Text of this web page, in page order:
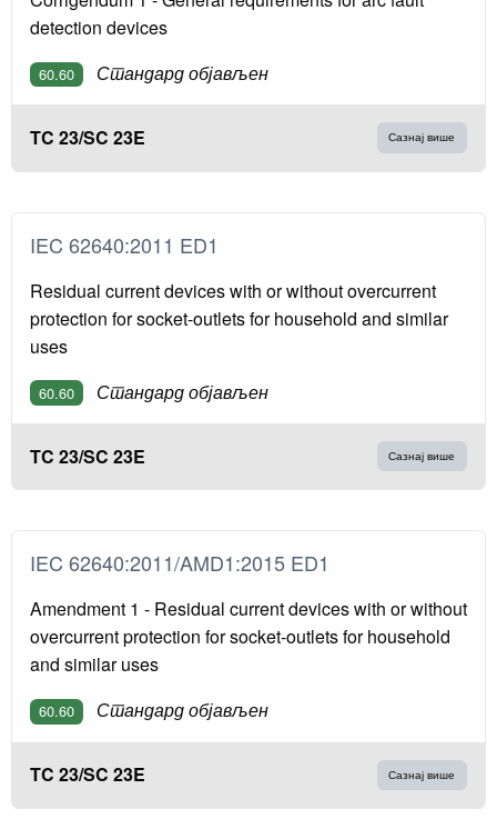
detection devices
60.60 Стандард објављен
TC 23/SC 23E Сазнај више
IEC 62640:2011 ED1
Residual current devices with or without overcurrent
protection for socket-outlets for household and similar
uses
60.60 Стандард објављен
TC 23/SC 23E Сазнај више
IEC 62640:2011/AMD1:2015 ED1
Amendment 1 - Residual current devices with or without
overcurrent protection for socket-outlets for household
and similar uses
60.60 Стандард објављен
TC 23/SC 23E Сазнај више